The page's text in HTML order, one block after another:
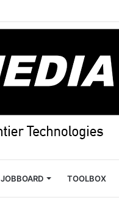
JOBBOARD TOOLBOX